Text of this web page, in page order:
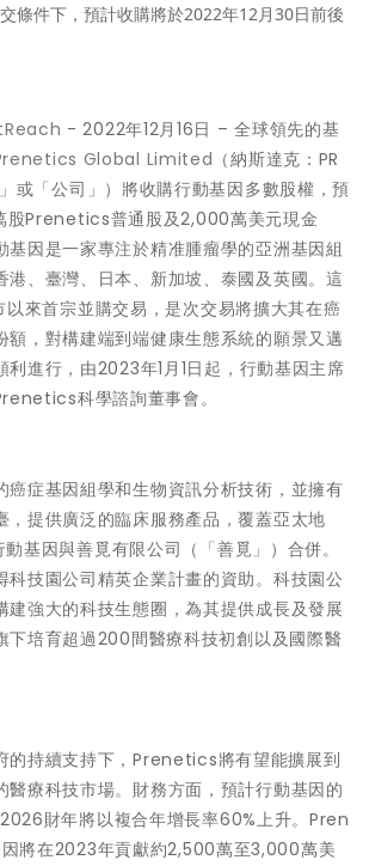
條件下，預計收購將於2022年12月30日前後
- 2022年12月16日 – 全球領先的基
Global Limited （納斯達克：PR
或「公司」）將收購行動基因多數股權，預
股Prenetics普通股及2,000萬美元現金
基因是一家專注於精准腫瘤學的亞洲基因組
港、臺灣、日本、新加坡、泰國及英國。這
來首宗並購交易，是次交易將擴大其在癌
額，對構建端到端健康生態系統的願景又邁
利進行，由2023年1月1日起，行動基因主席
科學諮詢董事會。
癌症基因組學和生物資訊分析技術，並擁有
，提供廣泛的臨床服務產品，覆蓋亞太地
動基因與善覓有限公司（「善覓」）合併。
科技園公司精英企業計畫的資助。科技園公
建強大的科技生態圈，為其提供成長及發展
下培育超過200間醫療科技初創以及國際醫
的持續支持下，Prenetics將有望能擴展到
醫療科技市場。財務方面，預計行動基因的
財年將以複合年增長率60%上升。Pren
將在2023年貢獻約2,500萬至3,000萬美